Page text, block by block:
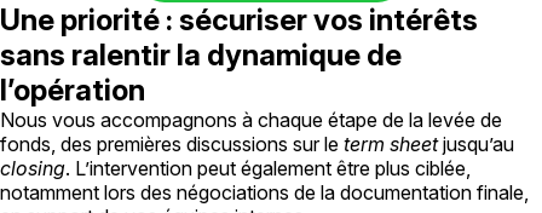
Une priorité : sécuriser vos intérêts
sans ralentir la dynamique de
l’opération
Nous vous accompagnons à chaque étape de la levée de
fonds, des premières discussions sur le term sheetjusqu’au
closing. L’intervention peut également être plus ciblée,
notamment lors des négociations de la documentation finale,